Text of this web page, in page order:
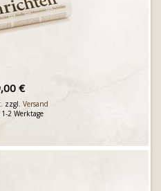
€
zzgl. Versand
2 Werktage